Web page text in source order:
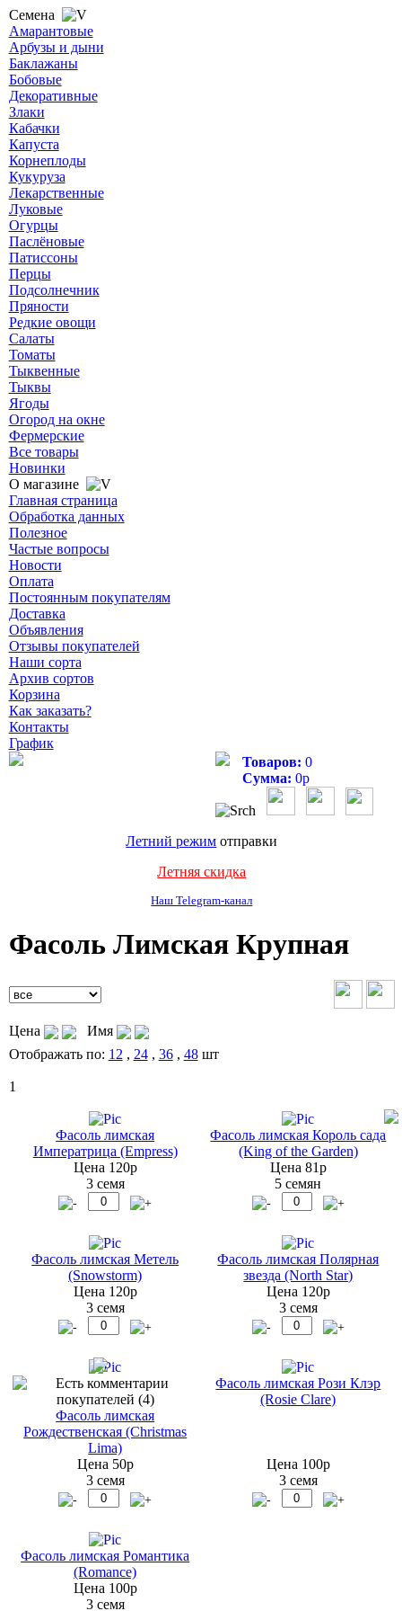
Семена
Амарантовые
Арбузы и дыни
Баклажаны
Бобовые
Декоративные
Злаки
Кабачки
Капуста
Корнеплоды
Кукуруза
Лекарственные
Луковые
Огурцы
Паслёновые
Патиссоны
Перцы
Подсолнечник
Пряности
Редкие овощи
Салаты
Томаты
Тыквенные
Тыквы
Ягоды
Огород на окне
Фермерские
Все товары
Новинки
О магазине
Главная страница
Обработка данных
Полезное
Частые вопросы
Новости
Оплата
Постоянным покупателям
Доставка
Объявления
Отзывы покупателей
Наши сорта
Архив сортов
Корзина
Как заказать?
Контакты
График
Товаров: 0
Сумма: 0р
Летний режим отправки
Летняя скидка
Наш Telegram-канал
Фасоль Лимская Крупная
Цена
Имя
Отображать по: 12 , 24, 36, 48шт
1
Фасоль лимская
Императрица (Empress)
Цена 120р
3 семя
Фасоль лимская Король сада
(King of the Garden)
Цена 81р
5 семян
Фасоль лимская Метель
(Snowstorm)
Цена 120р
3 семя
Фасоль лимская Полярная
звезда (North Star)
Цена 120р
3 семя
Фасоль лимская
Рождественская (Christmas
Lima)
Цена 50р
3 семя
Фасоль лимская Рози Клэр
(Rosie Clare)
Цена 100р
3 семя
Фасоль лимская Романтика
(Romance)
Цена 100р
3 семя